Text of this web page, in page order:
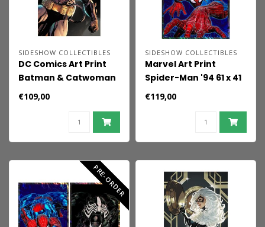
SIDESHOW COLLECTIBLES
DC Comics Art Print
Batman & Catwoman
61 x 41 cm - unframed
€109,00
SIDESHOW COLLECTIBLES
Marvel Art Print
Spider-Man '94 61 x 41
cm - unframed
€119,00
PRE-ORDER